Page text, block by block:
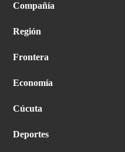
Compañía
Región
Frontera
Economía
Cúcuta
Deportes